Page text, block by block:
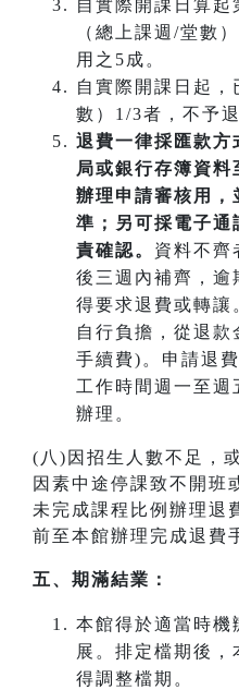
自實際開課日算起
（總上課週/堂數
用之5成。
自實際開課日起
數）1/3者，不予退
退費一律採匯款方
局或銀行存簿資
辦理申請審核用，
準；另可採電子通
責確認。 資料不齊
後三週內補齊，逾
得要求退費或轉讓
自行負擔，從退
手續費)。申請退
工作時間週一至週
辦理。
(八)因招生人數不足，
因素中途停課致不開班
未完成課程比例辦理退
前至本館辦理完成退費
五、期滿結業：
本館得於適當時機
展。排定檔期後，
得調整檔期。